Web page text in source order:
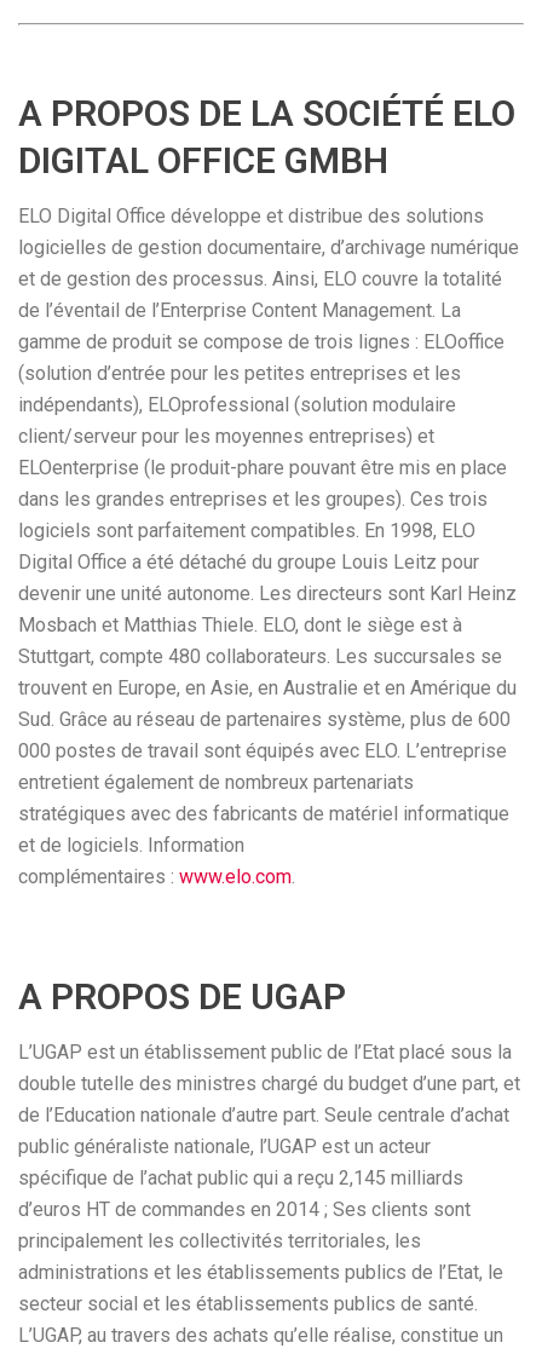
A PROPOS DE LA SOCIÉTÉ ELO
DIGITAL OFFICE GMBH
ELO Digital Office développe et distribue des solutions
logicielles de gestion documentaire, d’archivage numérique
et de gestion des processus. Ainsi, ELO couvre la totalité
de l’éventail de l’Enterprise Content Management. La
gamme de produit se compose de trois lignes : ELOoffice
(solution d’entrée pour les petites entreprises et les
indépendants), ELOprofessional (solution modulaire
client/serveur pour les moyennes entreprises) et
ELOenterprise (le produit-phare pouvant être mis en place
dans les grandes entreprises et les groupes). Ces trois
logiciels sont parfaitement compatibles. En 1998, ELO
Digital Office a été détaché du groupe Louis Leitz pour
devenir une unité autonome. Les directeurs sont Karl Heinz
Mosbach et Matthias Thiele. ELO, dont le siège est à
Stuttgart, compte 480 collaborateurs. Les succursales se
trouvent en Europe, en Asie, en Australie et en Amérique du
Sud. Grâce au réseau de partenaires système, plus de 600
000 postes de travail sont équipés avec ELO. L’entreprise
entretient également de nombreux partenariats
stratégiques avec des fabricants de matériel informatique
et de logiciels. Information
complémentaires : www.elo.com.
A PROPOS DE UGAP
L’UGAP est un établissement public de l’Etat placé sous la
double tutelle des ministres chargé du budget d’une part, et
de l’Education nationale d’autre part. Seule centrale d’achat
public généraliste nationale, l’UGAP est un acteur
spécifique de l’achat public qui a reçu 2,145 milliards
d’euros HT de commandes en 2014 ; Ses clients sont
principalement les collectivités territoriales, les
administrations et les établissements publics de l’Etat, le
secteur social et les établissements publics de santé.
L’UGAP, au travers des achats qu’elle réalise, constitue un